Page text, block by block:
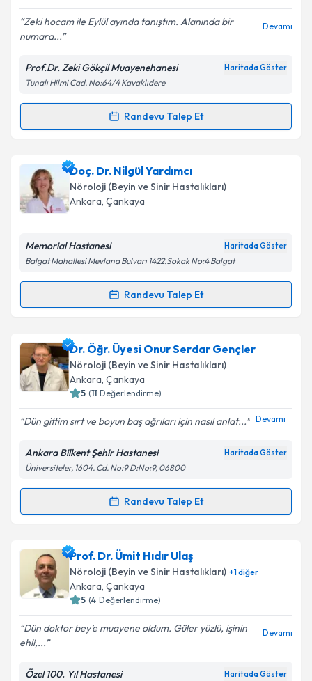
E-posta Adresiniz
Kişisel verilerimin işlenmesine ilişkin
Metni'ni okudum ve kişisel verilerimin belirtilen
kapsamda işlenmesini kabul ediyorum.
Zeki hocam ile Eylül ayında tanıştım. Alanında bir
numara...
Devamı
Prof.Dr. Zeki Gökçil Muayenehanesi Haritada Göster
Tunalı Hilmi Cad. No:64/4 Kavaklıdere
Randevu Talep Et
Randevu Takvimi Talebi
Prof. Dr. Zeki Gökçiliçin randevu takvimi talebi
oluşturun. Size bu uzmandan randevu almanız için bir
takvim hazırlandığında e-posta ile bilgilendireceğiz.
Kişisel verilerimin işlenmesine ilişkin
Metni'ni okudum ve kişisel verilerimin belirtilen
Takvim Talebini Gönder
Doç. Dr. Nilgül Yardımcı
Nöroloji (Beyin ve Sinir Hastalıkları)
Ankara, Çankaya
Memorial Hastanesi Haritada Göster
Balgat Mahallesi Mevlana Bulvarı 1422.Sokak No:4 Balgat
Randevu Talep Et
Randevu Takvimi Talebi
Doç. Dr. Nilgül Yardımcıiçin randevu takvimi talebi
oluşturun. Size bu uzmandan randevu almanız için bir
takvim hazırlandığında e-posta ile bilgilendireceğiz.
Kişisel verilerimin işlenmesine ilişkin
Metni'ni okudum ve kişisel verilerimin belirtilen
kapsamda işlenmesini kabul ediyorum.
Dr. Öğr. Üyesi Onur Serdar Gençler
Nöroloji (Beyin ve Sinir Hastalıkları)
Ankara, Çankaya
5 (11 Değerlendirme)
Dün gittim sırt ve boyun baş ağrıları için nasıl anlat... Devamı
Ankara Bilkent Şehir Hastanesi Haritada Göster
Üniversiteler, 1604. Cd. No:9 D:No:9, 06800
Randevu Talep Et
Randevu Takvimi Talebi
Dr. Öğr. Üyesi Onur Serdar Gençler
takvimi talebi oluşturun. Size bu uzmandan randevu
almanız için bir takvim hazırlandığında e-posta ile
bilgilendireceğiz.
E-posta Adresiniz
Prof. Dr. Ümit Hıdır Ulaş
Nöroloji (Beyin ve Sinir Hastalıkları) +1diğer
Ankara, Çankaya
5 (4 Değerlendirme)
Dün doktor bey’e muayene oldum. Güler yüzlü, işinin
ehli,...
Devamı
Özel 100. Yıl Hastanesi Haritada Göster